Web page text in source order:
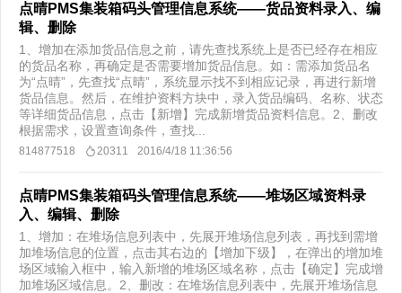
点晴PMS集装箱码头管理信息系统——货品资料录入、编
辑、删除
1、增加在添加货品信息之前，请先查找系统上是否已经存在相应
的货品名称，再确定是否需要增加货品信息。如：需添加货品名
为“点晴”，先查找“点晴”，系统显示找不到相应记录，再进行新增
货品信息。然后，在维护资料方块中，录入货品编码、名称、状态
等详细货品信息，点击【新增】完成新增货品资料信息。2、删改
根据需求，设置查询条件，查找...
814877518 20311 2016/4/18 11:36:56
点晴PMS集装箱码头管理信息系统——堆场区域资料录
入、编辑、删除
1、增加：在堆场信息列表中，先展开堆场信息列表，再找到需增
加堆场信息的位置，点击其右边的【增加下级】，在弹出的增加堆
场区域输入框中，输入新增的堆场区域名称，点击【确定】完成增
加堆场区域信息。2、删改：在堆场信息列表中，先展开堆场信息